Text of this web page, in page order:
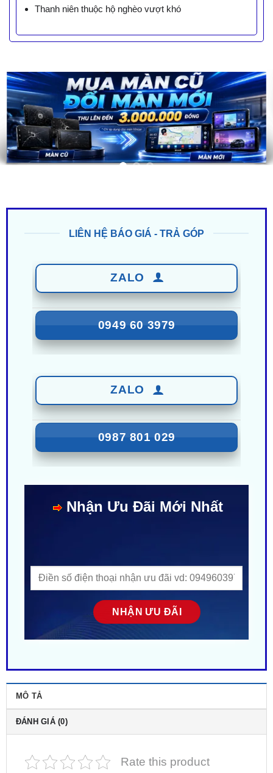
Thanh niên thuộc hộ nghèo vượt khó
0949 60 3979
0987 801 029
ĐÁNH GIÁ (0)
Địa chỉ nâng cấp combo âm thanh cho xe